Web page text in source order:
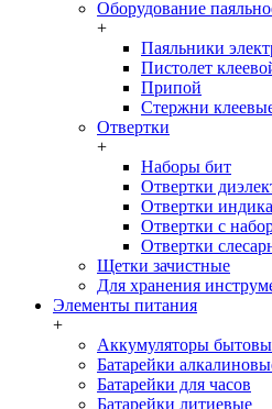
Оборудование
+
Паяльники
Пистолет
Припой
Стержни
Отвертки
+
Наборы бит
Отвертки
Отвертки
Отвертки с
Отвертки
Щетки зачистные
Для хранения
Элементы питания
+
Аккумуляторы
Батарейки
Батарейки для часов
Батарейки литиевые